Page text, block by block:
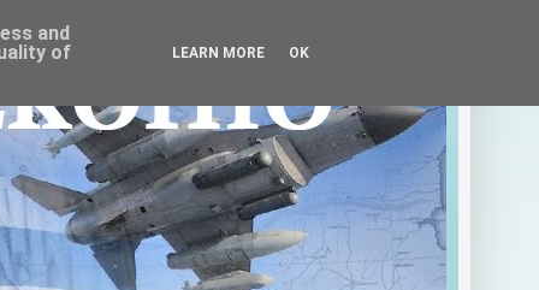
and
of
LEARN MORE OK